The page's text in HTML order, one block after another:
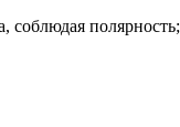
соблюдая полярность;